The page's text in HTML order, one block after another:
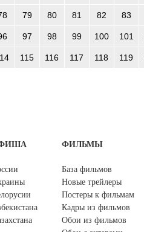
79 80 81 82 83
97 98 99 100 101
115 116 117 118 119
ФИЛЬМЫ
База фильмов
Новые трейлеры
Постеры к фильмам
Кадры из фильмов
Обои из фильмов